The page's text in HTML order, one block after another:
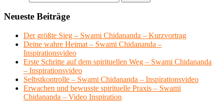
Neueste Beiträge
Der größte Sieg – Swami Chidananda – Kurzvortrag
Deine wahre Heimat – Swami Chidananda –
Inspirationsvideo
Erste Schritte auf dem spirituellen Weg – Swami Chidananda
– Inspirationsvideo
Selbstkontrolle – Swami Chidananda – Inspirationsvideo
Erwachen und bewusste spirituelle Praxis – Swami
Chidananda – Video Inspiration